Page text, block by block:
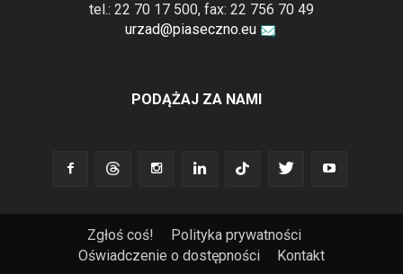
tel.: 22 70 17 500, fax: 22 756 70 49
urzad@piaseczno.eu
PODĄŻAJ ZA NAMI
Zgłoś coś!
Polityka prywatności
Oświadczenie o dostępności
Kontakt